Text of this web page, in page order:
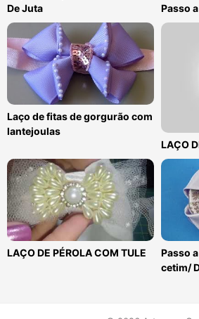
De Juta
Passo
Laço de fitas de gorgurão com
lantejoulas
LAÇO
LAÇO DE PÉROLA COM TULE
Passo
cetim/